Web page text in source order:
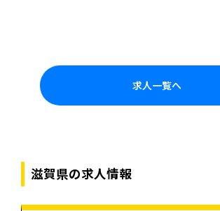
求人一覧へ
滋賀県の求人情報